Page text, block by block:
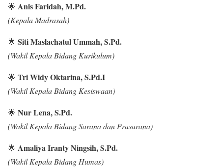
🌟 Anis Faridah, M.Pd.
(Kepala Madrasah)
🌟 Siti Maslachatul Ummah, S.Pd.
(Wakil Kepala Bidang Kurikulum)
🌟 Tri Widy Oktarina, S.Pd.I
(Wakil Kepala Bidang Kesiswaan)
🌟 Nur Lena, S.Pd.
(Wakil Kepala Bidang Sarana dan Prasarana)
🌟 Amaliya Iranty Ningsih, S.Pd.
(Wakil Kepala Bidang Humas)